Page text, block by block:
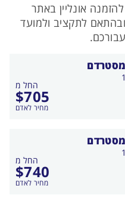
אונליין באתר
לתקציב ולמועד
החל מ
$705
מחיר לאדם
החל מ
$740
מחיר לאדם